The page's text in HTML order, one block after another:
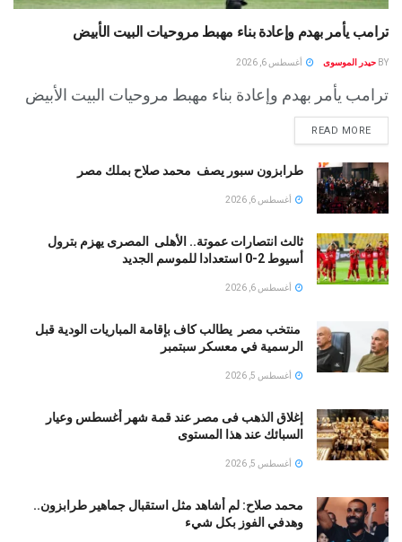
ترامب يأمر بهدم وإعادة بناء مهبط مروحيات البيت الأبيض
BY حيدر الموسوى أغسطس 6, 2026
ترامب يأمر بهدم وإعادة بناء مهبط مروحيات البيت الأبيض
READ MORE
طرابزون سبور يصف محمد صلاح بملك مصر
أغسطس 6, 2026
ثالث انتصارات عموتة.. الأهلى المصرى يهزم بترول
أسيوط 2-0 استعدادا للموسم الجديد
أغسطس 6, 2026
منتخب مصر يطالب كاف بإقامة المباريات الودية قبل
الرسمية في معسكر سبتمبر
أغسطس 5, 2026
إغلاق الذهب فى مصر عند قمة شهر أغسطس وعيار
السبائك عند هذا المستوى
أغسطس 5, 2026
محمد صلاح: لم أشاهد مثل استقبال جماهير طرابزون..
وهدفي الفوز بكل شيء